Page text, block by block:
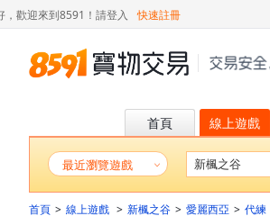
，歡迎來到8591！ 請登入 快速註冊
首頁 線上遊戲
最近瀏覽遊戲
首頁 > 線上遊戲 > 新楓之谷 > 愛麗西亞 > 代練